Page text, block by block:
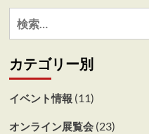
検
索:
カテゴリー別
イベント情報 (11)
オンライン展覧会(23)